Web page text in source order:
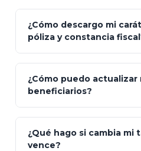
¿Cómo descargo mi
póliza y constancia
"Mis Pólizas" >
¿Cómo puedo actualizar
beneficiarios?
¿Qué hago si cambia mi
vence?